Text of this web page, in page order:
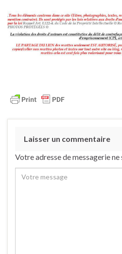
Laisser un commentaire
Votre adresse de messagerie ne